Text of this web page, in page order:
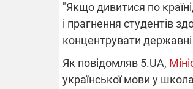
"Якщо дивитися по
і прагнення студентів
концентрувати державні
Як повідомляв 5.UA,
української мови у